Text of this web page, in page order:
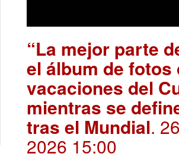
“La mejor parte
el álbum de fotos
vacaciones del
mientras se
tras el Mundial.
2026 15:00